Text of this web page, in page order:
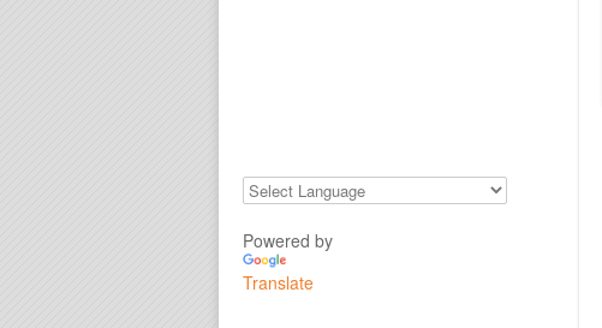
Powered by
Translate